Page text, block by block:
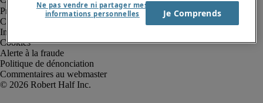
Protection des données personnelles
Conditions d’utilisation
Informations sur la société
Cookies
Alerte à la fraude
Politique de dénonciation
Commentaires au webmaster
Ne pas vendre ni partager mes
informations personnelles
Je Comprends